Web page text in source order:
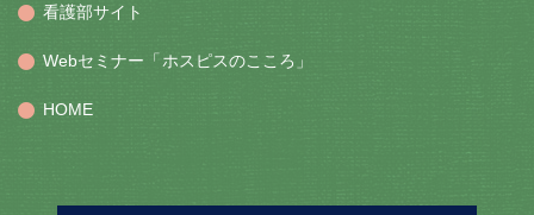
看護部サイト
Webセミナー「ホスピスのこころ」
HOME